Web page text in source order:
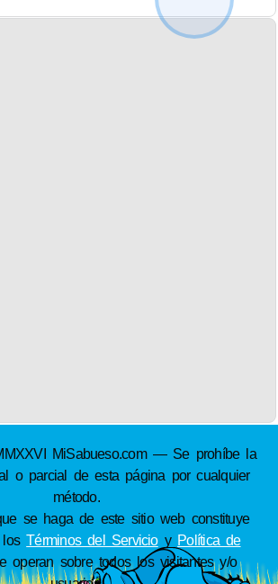
MiSabueso.com — Se prohíbe la
o parcial de esta página por cualquier
método.
se haga de este sitio web constituye
losTérminos del Servicioy Política de
operan sobre todos los visitantes y/o